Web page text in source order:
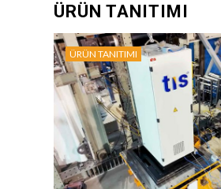
ÜRÜN TANITIMI
ÜRÜN TANITIMI